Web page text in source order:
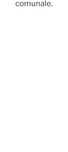
comunale.